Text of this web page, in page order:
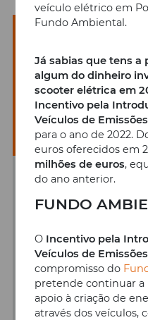
veículo elétrico em
Fundo Ambiental.
Já sabias que tens a
algum do dinheiro
scooter elétrica em
Incentivo pela
Veículos de
para o ano de 2022.
euros oferecidos em
milhões de euros,
do ano anterior.
FUNDO
O Incentivo pela
Veículos de
compromisso do
pretende continuar
apoio à criação de
através dos veículos,
25/08/2023
Uma
Uma nova aventura
estradas
SABER MAIS